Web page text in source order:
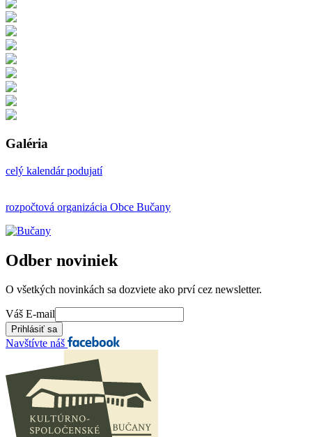
Galéria
celý kalendár podujatí
rozpočtová organizácia Obce Bučany
Odber noviniek
O všetkých novinkách sa dozviete ako prví cez newsletter.
Váš E-mail
Navštívte náš